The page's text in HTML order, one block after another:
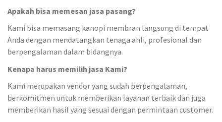
Apakah bisa memesan jasa pasang?
Kami bisa memasang kanopi membran langsung di tempat
Anda dengan mendatangkan tenaga ahli, profesional dan
berpengalaman dalam bidangnya.
Kenapa harus memilih jasa Kami?
Kami merupakan vendor yang sudah berpengalaman,
berkomitmen untuk memberikan layanan terbaik dan juga
memberikan hasil yang sesuai dengan permintaan customer.